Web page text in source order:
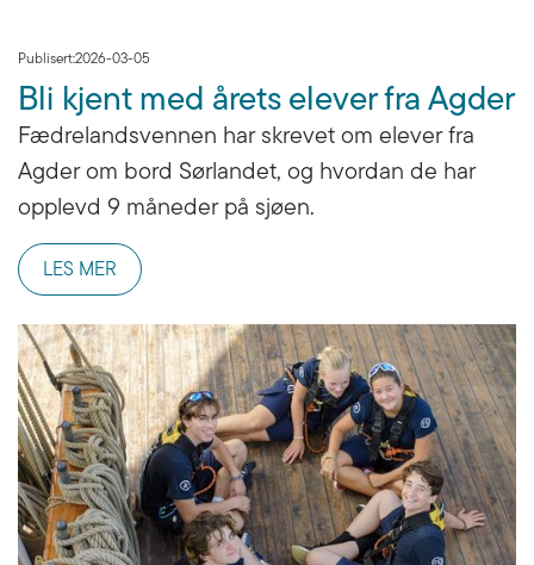
Publisert:2026-03-05
Bli kjent med årets elever fra Agder
Fædrelandsvennen har skrevet om elever fra
Agder om bord Sørlandet, og hvordan de har
opplevd 9 måneder på sjøen.
LES MER